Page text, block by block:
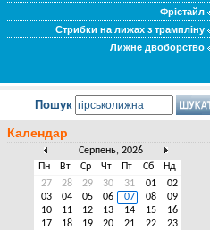
Фрістайл
Стрибки на лижах з трампліну
Лижне двоборство
Пошук
Календар
Серпень, 2026
Пн
Вт Ср Чт Пт Сб
Нд
27
28 29 30 31 01
02
03
04 05 06 07 08
09
10
11 12 13 14 15
16
17
18 19 20 21 22
23